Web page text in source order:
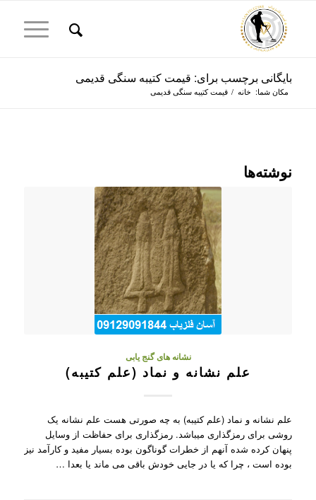
بایگانی برچسب برای: قیمت کتیبه سنگی قدیمی
مکان شما: خانه / قیمت کتیبه سنگی قدیمی
نوشته‌ها
نشانه های گنج یابی
علم نشانه و نماد (علم کتیبه)
علم نشانه و نماد (علم کتیبه) به چه صورتی هست علم نشانه یک
روشی برای رمزگذاری میباشد. رمزگذاری برای حفاظت از وسایل
پنهان کرده شده آنهم از خطرات گوناگون بوده بسیار مفید و کارآمد نیز
بوده است ، چرا که یا در جایی خودش باقی می ماند یا بعدا …